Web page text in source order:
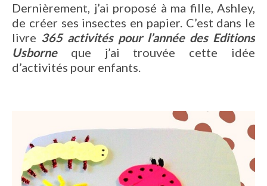
Dernièrement, j’ai proposé à ma fille, Ashley,
de créer ses insectes en papier. C’est dans le
livre 365 activités pour l’année des Editions
Usborneque j’ai trouvée cette idée
d’activités pour enfants.